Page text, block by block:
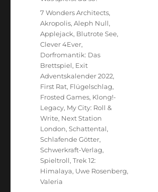
Schlagwörter
7 Wonders Architects,
Akropolis,Aleph Null,
Applejack, Blutrote See,
Clever 4Ever,
Dorfromantik: Das
Brettspiel, Exit
Adventskalender 2022,
First Rat, Flügelschlag,
Frosted Games, Klong!-
Legacy, My City: Roll &
Write, Next Station
London,Schattental,
Schlafende Götter,
Schwerkraft-Verlag,
Spieltroll,Trek 12:
Himalaya, Uwe Rosenberg,
Valeria